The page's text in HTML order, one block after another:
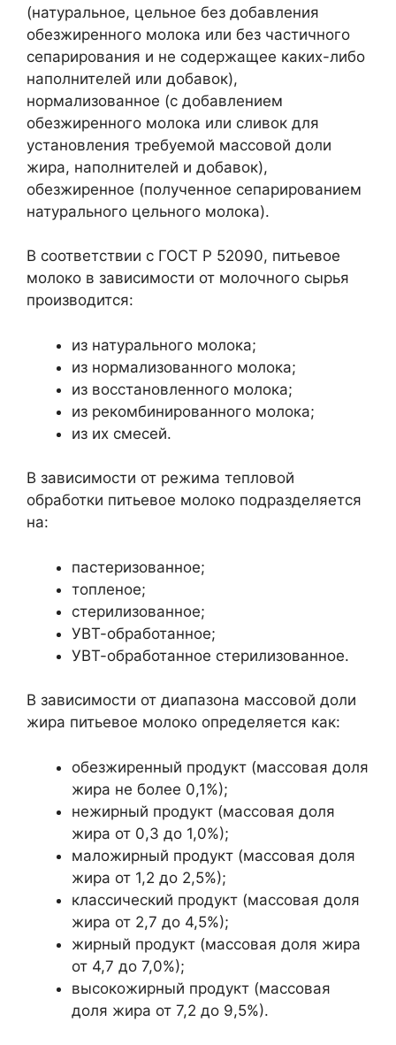
(натуральное, цельное без добавления
обезжиренного молока или без частичного
сепарирования и не содержащее каких-либо
наполнителей или добавок),
нормализованное (с добавлением
обезжиренного молока или сливок для
установления требуемой массовой доли
жира, наполнителей и добавок),
обезжиренное (полученное сепарированием
натурального цельного молока).
В соответствии с ГОСТ Р 52090, питьевое
молоко в зависимости от молочного сырья
производится:
из натурального молока;
из нормализованного молока;
из восстановленного молока;
из рекомбинированного молока;
из их смесей.
В зависимости от режима тепловой
обработки питьевое молоко подразделяется
на:
пастеризованное;
топленое;
стерилизованное;
УВТ-обработанное;
УВТ-обработанное стерилизованное.
В зависимости от диапазона массовой доли
жира питьевое молоко определяется как:
обезжиренный продукт (массовая доля
жира не более 0,1%);
нежирный продукт (массовая доля
жира от 0,3 до 1,0%);
маложирный продукт (массовая доля
жира от 1,2 до 2,5%);
классический продукт (массовая доля
жира от 2,7 до 4,5%);
жирный продукт (массовая доля жира
от 4,7 до 7,0%);
высокожирный продукт (массовая
доля жира от 7,2 до 9,5%).